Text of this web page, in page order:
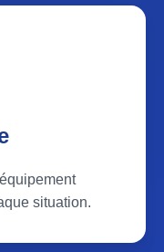
situation.